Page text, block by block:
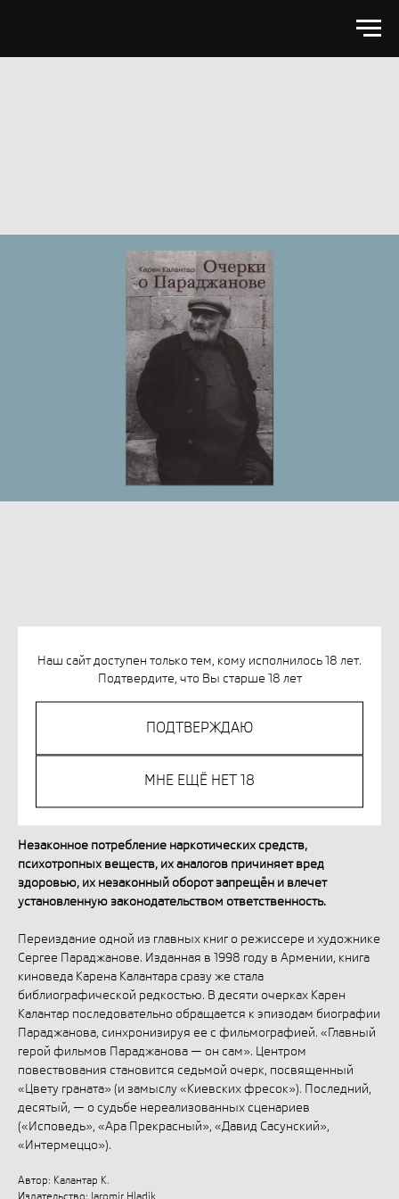
Наш сайт доступен только тем, кому исполнилось 18 лет.
Подтвердите, что Вы старше 18 лет
ПОДТВЕРЖДАЮ
МНЕ ЕЩЁ НЕТ 18
КАЛАНТАР К. ОЧЕРКИ О ПАРАДЖАНОВЕ
SKU:978-5-6050670-0-9
КУПИТЬ
Незаконное потребление наркотических средств,
психотропных веществ, их аналогов причиняет вред
здоровью, их незаконный оборот запрещён и влечет
установленную законодательством ответственность.
Переиздание одной из главных книг о режиссере и художнике
Сергее Параджанове. Изданная в 1998 году в Армении, книга
киноведа Карена Калантара сразу же стала
библиографической редкостью. В десяти очерках Карен
Калантар последовательно обращается к эпизодам биографии
Параджанова, синхронизируя ее с фильмографией. «Главный
герой фильмов Параджанова — он сам». Центром
повествования становится седьмой очерк, посвященный
«Цвету граната» (и замыслу «Киевских фресок»). Последний,
десятый, — о судьбе нереализованных сценариев
(«Исповедь», «Ара Прекрасный», «Давид Сасунский»,
«Интермеццо»).
Автор: Калантар К.